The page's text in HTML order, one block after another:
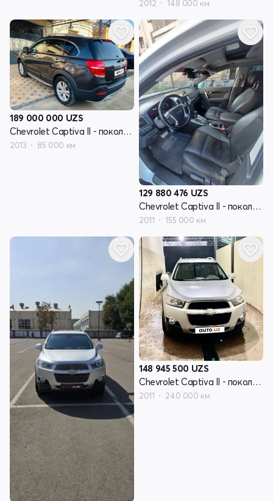
2012 148 000 км
189 000 000 UZS
Chevrolet Captiva II - поколение
2013 85 000 км
129 880 476 UZS
Chevrolet Captiva II - поколение
2011 155 000 км
148 945 500 UZS
Chevrolet Captiva II - поколение
2011 240 000 км